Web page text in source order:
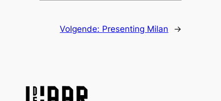
Volgende: Presenting Milan →